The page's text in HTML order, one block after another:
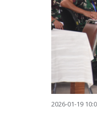
2026-01-19